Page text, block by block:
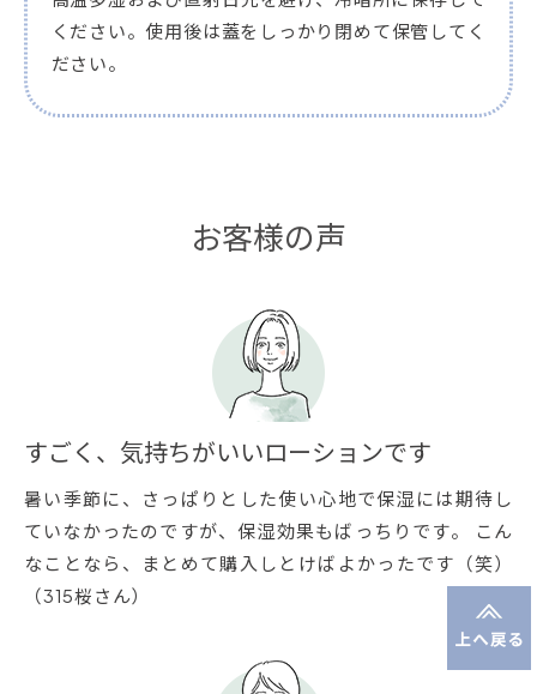
ください。使用後は蓋をしっかり閉めて保管してく
ださい。
お客様の声
すごく、気持ちがいいローションです
暑い季節に、さっぱりとした使い心地で保湿には期待し
ていなかったのですが、保湿効果もばっちりです。 こん
なことなら、まとめて購入しとけばよかったです（笑）
（315桜さん）